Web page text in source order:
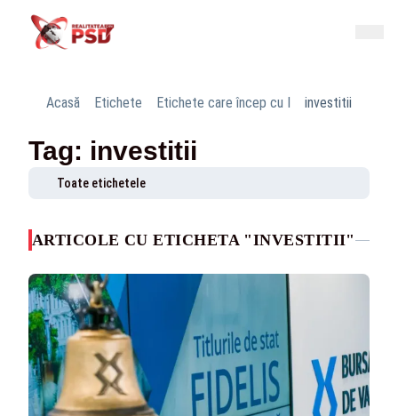
Acasă Etichete Etichete care încep cu I investitii
Tag: investitii
Toate etichetele
ARTICOLE CU ETICHETA "INVESTITII"